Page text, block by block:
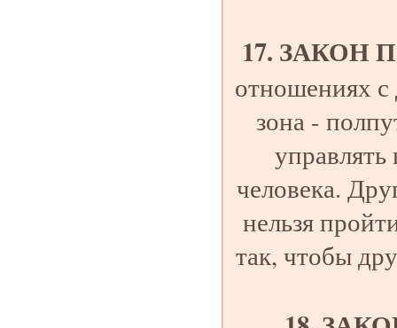
17.
отношениях с
зона -
человека.
нельзя
так, чтобы